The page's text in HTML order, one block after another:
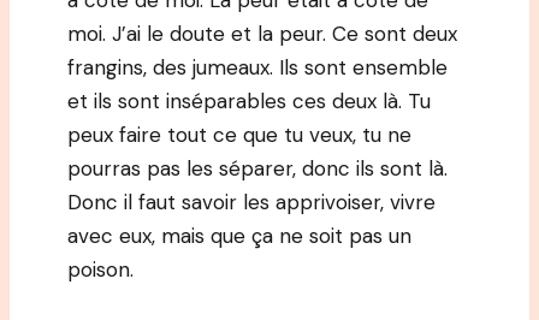
moi. J’ai le doute et la peur. Ce sont deux
frangins, des jumeaux. Ils sont ensemble
et ils sont inséparables ces deux là. Tu
peux faire tout ce que tu veux, tu ne
pourras pas les séparer, donc ils sont là.
Donc il faut savoir les apprivoiser, vivre
avec eux, mais que ça ne soit pas un
poison.